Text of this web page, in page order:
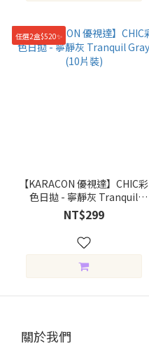
任選2盒$520✨
【KARACON 優視達】CHIC彩
色日拋 - 寧靜灰 Tranquil
Gray (10片裝)
NT$299
關於我們